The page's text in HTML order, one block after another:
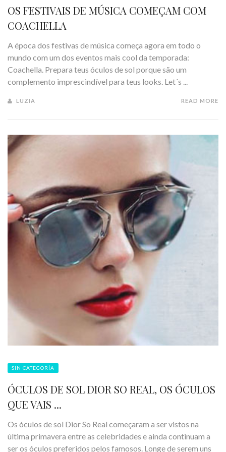
OS FESTIVAIS DE MÚSICA COMEÇAM COM
COACHELLA
A época dos festivas de música começa agora em todo o
mundo com um dos eventos mais cool da temporada:
Coachella. Prepara teus óculos de sol porque são um
complemento imprescindível para teus looks. Let´s ...
LUZIA READ MORE
SIN CATEGORÍA
ÓCULOS DE SOL DIOR SO REAL, OS ÓCULOS
QUE VAIS ...
Os óculos de sol Dior So Real começaram a ser vistos na
última primavera entre as celebridades e ainda continuam a
ser os óculos preferidos pelos famosos. Longe de serem uns